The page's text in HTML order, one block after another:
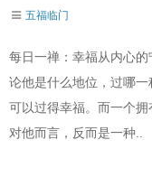
五福临门
每日一禅：幸福从内心
论他是什么地位，过哪
可以过得幸福。而一个
对他而言，反而是一种..